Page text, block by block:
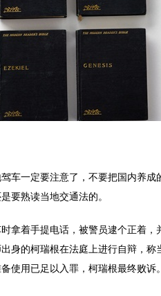
一定要注意了，不要把国内养成
要熟读当地交通法的。
着手提电话，被警员逮个正着，
身的柯瑞根在法庭上进行自辩，
使用已足以入罪，柯瑞根最终败诉。